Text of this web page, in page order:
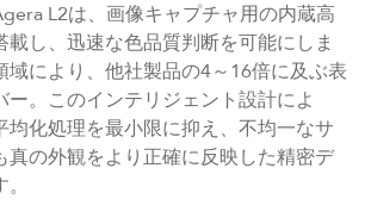
L2は、画像キャプチャ用の内蔵高
載し、迅速な色品質判断を可能にしま
域により、他社製品の4～16倍に及ぶ表
ー。このインテリジェント設計によ
均化処理を最小限に抑え、不均一なサ
真の外観をより正確に反映した精密デ